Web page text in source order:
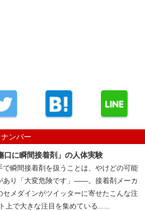
ンバー
口に瞬間接着剤」の人体実験
で瞬間接着剤を扱うことは、やけどの可能
あり「大変危険です」――。接着剤メーカ
セメダインがツイッターに寄せたこんな注
上で大きな注目を集めている......